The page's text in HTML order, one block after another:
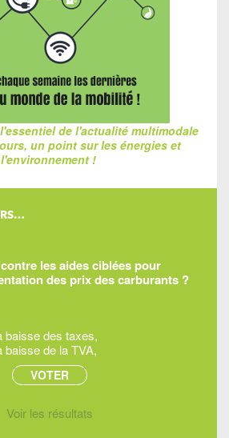
de l'actualité multimodale
un point sur les énergies et
l'environnement !
les aides ciblées pour
des prix des carburants ?
baisse des taxes,
baisse de la TVA,
Voir les résultats